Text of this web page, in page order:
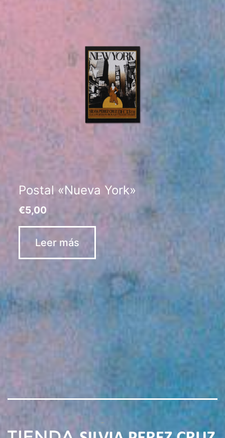
Postal «Nueva York»
€5,00
Leer más